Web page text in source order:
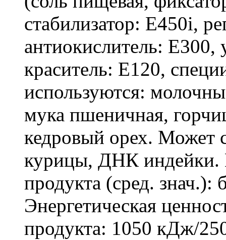
стабилизатор: Е450i,
антиокислитель: Е300,
краситель: Е120,
используются:
мука пшеничная,
кедровый орех.
курицы, ДНК индейки.
продукта (сред. знач.):
Энергетическая
продукта: 1050 кДж/